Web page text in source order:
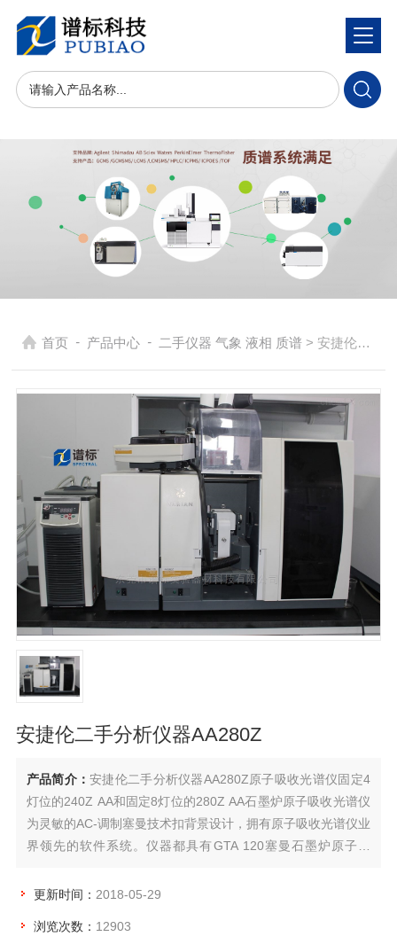
首页 - 产品中心 - 二手仪器 气象 液相 质谱 > 安捷伦二手分析仪器AA280Z
安捷伦二手分析仪器AA280Z
产品简介： 安捷伦二手分析仪器AA280Z原子吸收光谱仪固定4
灯位的240Z AA和固定8灯位的280Z AA石墨炉原子吸收光谱仪
为灵敏的AC-调制塞曼技术扣背景设计，拥有原子吸收光谱仪业
界领先的软件系统。仪器都具有GTA 120塞曼石墨炉原子化
更新时间： 2018-05-29
浏览次数： 12903